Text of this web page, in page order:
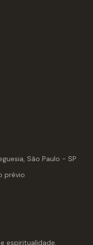
São Paulo - SP
prévio
espiritualidade.